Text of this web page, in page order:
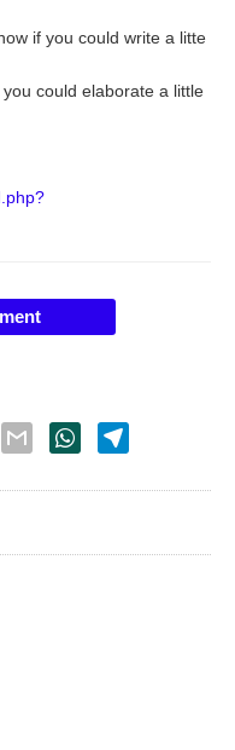
if you could write a litte
could elaborate a little